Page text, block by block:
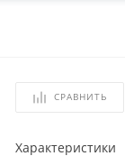
СРАВНИТЬ
Характеристики